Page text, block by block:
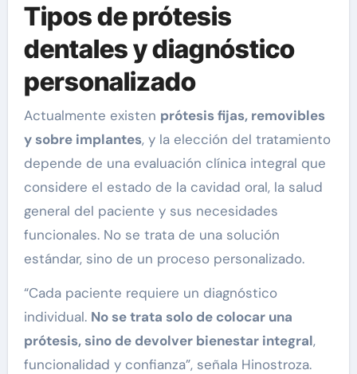
Tipos de prótesis
dentales y diagnóstico
personalizado
Actualmente existen prótesis fijas, removibles
y sobre implantes, y la elección del tratamiento
depende de una evaluación clínica integral que
considere el estado de la cavidad oral, la salud
general del paciente y sus necesidades
funcionales. No se trata de una solución
estándar, sino de un proceso personalizado.
“Cada paciente requiere un diagnóstico
individual. No se trata solo de colocar una
prótesis, sino de devolver bienestar integral,
funcionalidad y confianza”, señala Hinostroza.